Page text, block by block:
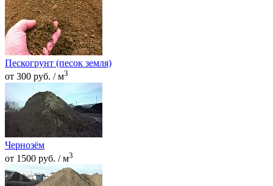
Пескогрунт (песок земля)
от 300 руб. / м3
Чернозём
от 1500 руб. / м3